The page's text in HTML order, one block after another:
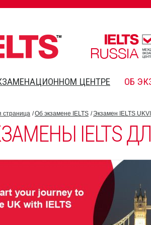
ЦЕНТРЕ ОБ
страница Об экзамене IELTS Экзамен IELTS UKVI
IELTS